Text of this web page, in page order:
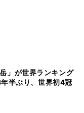
」が世界ランキング
半ぶり、世界初4冠